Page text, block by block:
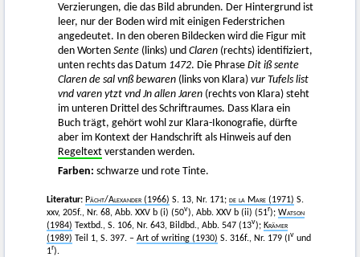
Verzierungen, die das Bild abrunden. Der Hintergrund ist
leer, nur der Boden wird mit einigen Federstrichen
angedeutet. In den oberen Bildecken wird die Figur mit
den Worten Sente (links) und Claren (rechts) identifiziert,
unten rechts das Datum 1472. Die Phrase Dit iß sente
Claren de sal vnß bewaren (links von Klara) vur Tufels list
vnd varen ytzt vnd Jn allen Jaren (rechts von Klara) steht
im unteren Drittel des Schriftraumes. Dass Klara ein
Buch trägt, gehört wohl zur Klara-Ikonografie, dürfte
aber im Kontext der Handschrift als Hinweis auf den
Regeltext verstanden werden.
Farben: schwarze und rote Tinte.
Literatur: Pächt/Alexander (1966) S. 13, Nr. 171; de la Mare (1971) S.
xxv, 205f., Nr. 68, Abb. XXV b (i) (50v), Abb. XXV b (ii) (51r); Watson
(1984) Textbd., S. 106, Nr. 643, Bildbd., Abb. 547 (13v); Krämer
(1989) Teil 1, S. 397. – Art of writing (1930) S. 316f., Nr. 179 (I v und
1r).